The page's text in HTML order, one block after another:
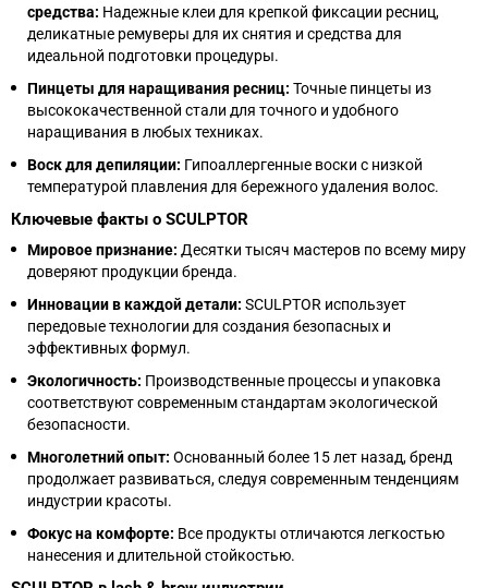
средства: Надежные клеи для крепкой фиксации ресниц,
деликатные ремуверы для их снятия и средства для
идеальной подготовки процедуры.
Пинцеты для наращивания ресниц: Точные пинцеты из
высококачественной стали для точного и удобного
наращивания в любых техниках.
Воск для депиляции: Гипоаллергенные воски с низкой
температурой плавления для бережного удаления волос.
Ключевые факты о SCULPTOR
Мировое признание: Десятки тысяч мастеров по всему миру
доверяют продукции бренда.
Инновации в каждой детали: SCULPTOR использует
передовые технологии для создания безопасных и
эффективных формул.
Экологичность: Производственные процессы и упаковка
соответствуют современным стандартам экологической
безопасности.
Многолетний опыт: Основанный более 15 лет назад, бренд
продолжает развиваться, следуя современным тенденциям
индустрии красоты.
Фокус на комфорте: Все продукты отличаются легкостью
нанесения и длительной стойкостью.